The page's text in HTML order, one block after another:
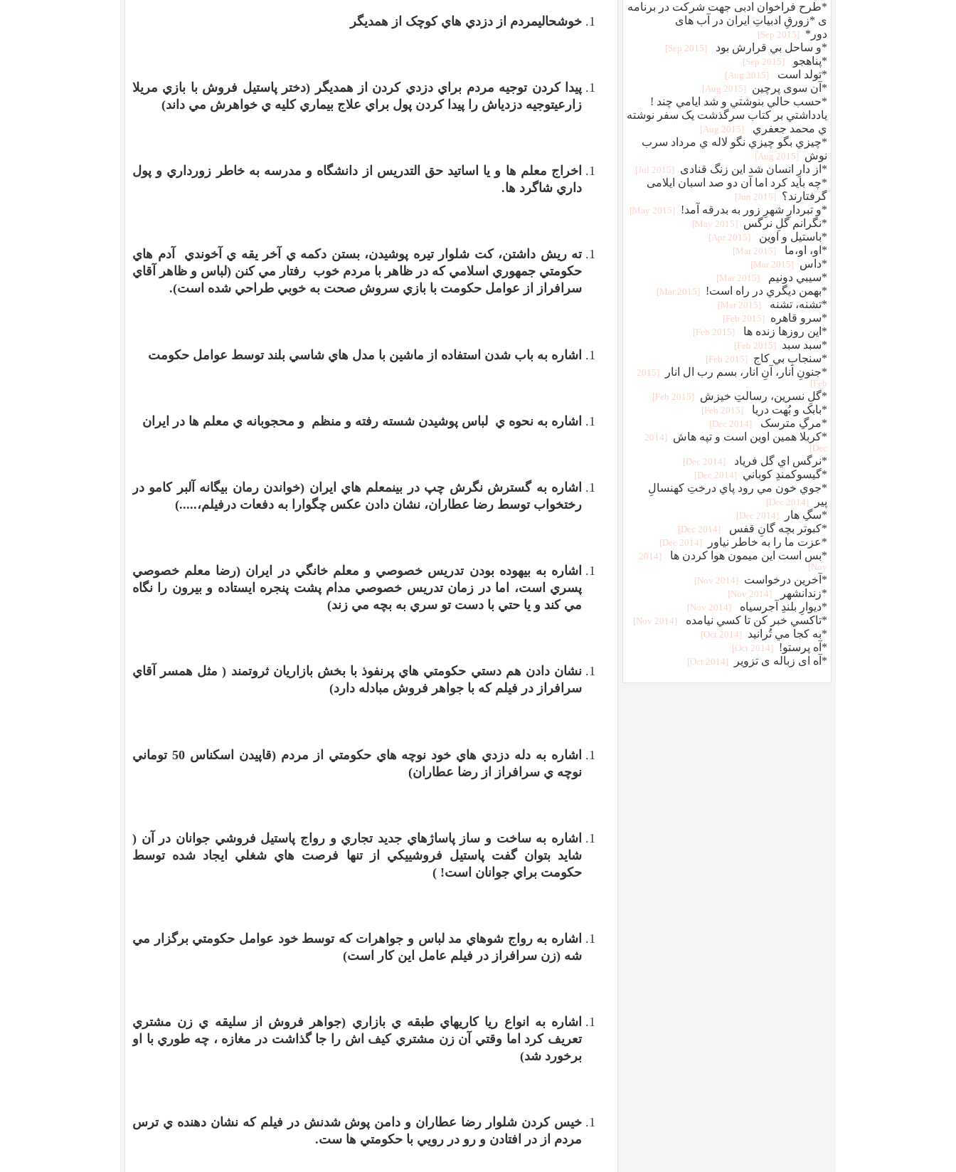
خوشحاليمردم از دزدي هاي کوچک از همديگر
پيدا کردن توجيه مردم براي دزدي کردن از همديگر (دختر پاستيل فروش با بازي مريلا
زارعيتوجيه دزدياش را پيدا کردن پول براي علاج بيماري کليه ي خواهرش مي داند)
اخراج معلم ها و يا اساتيد حق التدريس از دانشگاه و مدرسه به خاطر زورداري و پول
داري شاگرد ها.
ته ريش داشتن، کت شلوار تيره پوشيدن، بستن دکمه ي آخر يقه ي آخوندي آدم هاي
حکومتي جمهوري اسلامي که در ظاهر با مردم خوب رفتار مي کنن (لباس و ظاهر آقاي
سرافراز از عوامل حکومت با بازي سروش صحت به خوبي طراحي شده است).
اشاره به باب شدن استفاده از ماشين با مدل هاي شاسي بلند توسط عوامل حکومت
اشاره به نحوه ي لباس پوشيدن شسته رفته و منظم و محجوبانه ي معلم ها در ايران
اشاره به گسترش نگرش چپ در بينمعلم هاي ايران (خواندن رمان بيگانه آلبر کامو در
رختخواب توسط رضا عطاران، نشان دادن عکس چگوارا به دفعات درفيلم،.....)
اشاره به بيهوده بودن تدريس خصوصي و معلم خانگي در ايران (رضا معلم خصوصي
پسري است، اما در زمان تدريس خصوصي مدام پشت پنجره ايستاده و بيرون را نگاه
مي کند و يا حتي با دست تو سري به بچه مي زند)
نشان دادن هم دستي حکومتي هاي پرنفوذ با بخش بازاريان ثروتمند ( مثل همسر آقاي
سرافراز در فيلم که با جواهر فروش مبادله دارد)
اشاره به دله دزدي هاي خود نوچه هاي حکومتي از مردم(قاپيدن اسکناس50 توماني
نوچه ي سرافراز از رضا عطاران)
اشاره به ساخت و ساز پاساژهاي جديد تجاري و رواج پاستيل فروشي جوانان در آن (
شايد بتوان گفت پاستيل فروشييکي از تنها فرصت هاي شغلي ايجاد شده توسط
حکومت براي جوانان است! )
اشاره به رواج شوهاي مد لباس و جواهرات که توسط خود عوامل حکومتي برگزار مي
شه (زن سرافراز در فيلم عامل اين کار است)
اشاره به انواع ريا کاريهاي طبقه ي بازاري (جواهر فروش از سليقه ي زن مشتري
تعريف کرد اما وقتي آن زن مشتري کيف اش را جا گذاشت در مغازه ، چه طوري با او
برخورد شد)
خيس کردن شلوار رضا عطاران و دامن پوش شدنش در فيلم که نشان دهنده ي ترس
مردم از در افتادن و رو در رويي با حکومتي ها ست.
*طرح فراخوان ادبی جهت شرکت در برنامه
ی *زورقِ ادبیاتِ ایران در آب های
دور*
[2015 Sep]
*و ساحل بي قرارش بود [2015 Sep]
*پناهجو [2015 Sep]
*تولد است [2015 Aug]
*آن سوی پرچین [2015 Aug]
*حسب حالي بنوشتي و شد ايامي چند !
يادداشتي بر کتاب سرگذشت يک سفر نوشته
ي محمد جعفري
[2015 Aug]
*چيزي بگو چيزي نگو لاله ي مرداد سرب
نوش
[2015 Aug]
*از دارِ انسان شد این زنگ قنادی [2015 Jul]
*چه باید کرد اما آن دو صد اسبان ایلامی
گرفتارند؟
[2015 Jun]
*و تبردارِ شهرِ زور به بدرقه آمد! [2015 May]
*نگرانم گلِ نرگس [2015 May]
*باستیل و اوین [2015 Apr]
*او، او،ما [2015 Mar]
*داس [2015 Mar]
*سيبي دونيم [2015 Mar]
*بهمن ديگري در راه است! [2015 Mar]
*تشنه، تشنه [2015 Mar]
*سرو قاهره [2015 Feb]
*اين روزها زنده ها [2015 Feb]
*سبد سبد [2015 Feb]
*سنجابِ بي کاج [2015 Feb]
*جنونِ انار، آنِ انار، بسم رب ال انار
[2015
Feb]
*گلِ نسرین، رسالتِ خیزش [2015 Feb]
*بابک و بُهت دریا [2015 Feb]
*مرگِ مترسک [2014 Dec]
*کربلا همين اوين است و تپه هاش
[2014
Dec]
*نرگس اي گل فرياد [2014 Dec]
*گيسوکمندِ کوباني [2014 Dec]
*جوي خون مي رود پاي درختِ کهنسالِ
پير
[2014 Dec]
*سگِ هار [2014 Dec]
*کبوتر بچه گانِ قفس [2014 Dec]
*عزت ما را به خاطر نياور [2014 Dec]
*بس است اين ميمون هوا کردن ها
[2014
Nov]
*آخرين درخواست [2014 Nov]
*زندانشهر [2014 Nov]
*ديوارِ بلندِ آجرسياه [2014 Nov]
*تاکسي خبر کن تا کسي نيامده [2014 Nov]
*به کجا مي تُرانيد [2014 Oct]
*آه پرستو! [2014 Oct]
*آه ای زباله ی تزویر [2014 Oct]